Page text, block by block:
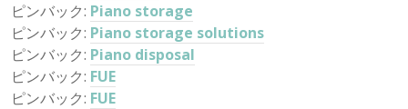
ピンバック: Piano storage
ピンバック: Piano storage solutions
ピンバック: Piano disposal
ピンバック: FUE
ピンバック: FUE